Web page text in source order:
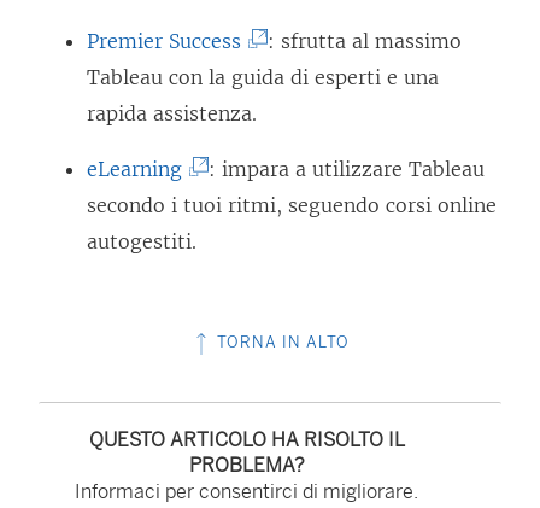
Premier Success
I
l
o
g
m
e
n
: sfrutta al massimo
Tableau con la guida di esperti e una
rapida assistenza.
eLearning(
I
l
g
a
: impara a utilizzare Tableau
secondo i tuoi ritmi, seguendo corsi online
autogestiti.
TORNA IN ALTO
QUESTO ARTICOLO HA RISOLTO IL
PROBLEMA?
Informaci per consentirci di migliorare.